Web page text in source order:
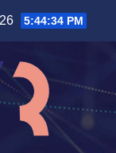
5:44:36 PM